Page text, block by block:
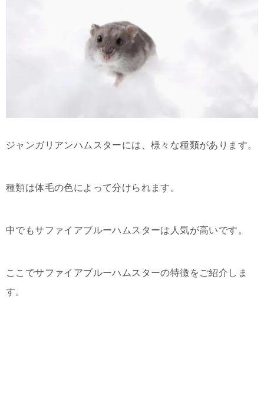
ジャンガリアンハムスターには、様々な種類があります。
種類は体毛の色によって分けられます。
中でもサファイアブルーハムスターは人気が高いです。
ここでサファイアブルーハムスターの特徴をご紹介しま
す。